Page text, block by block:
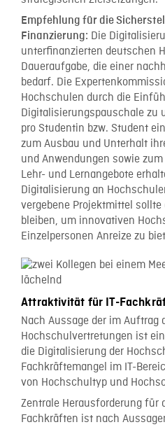
Empfehlung für die
Finanzierung: Die
unterfinanzierten deutschen
Daueraufgabe, die einer
bedarf. Die
Hochschulen durch die
Digitalisierungspauschale zu
pro Studentin bzw. Student
zum Ausbau und Unterhalt
und Anwendungen sowie
Lehr- und Lernangebote
Digitalisierung an
vergebene Projektmittel
bleiben, um innovativen
Einzelpersonen Anreize zu
Attraktivität für IT-
Nach Aussage der im Auftrag
Hochschulvertretungen ist
die Digitalisierung der
Fachkräftemangel im IT-
von Hochschultyp und
Zentrale Herausforderung für
Fachkräften ist nach